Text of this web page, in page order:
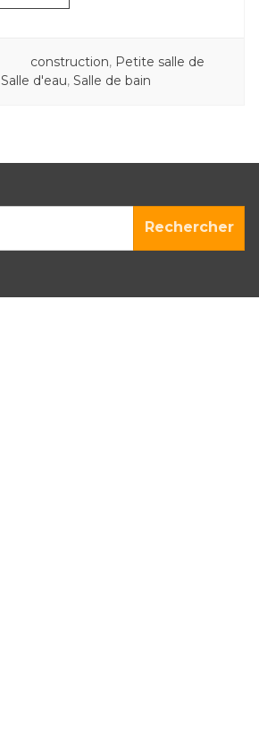
POUR
SALLE
TAGGED
construction, Petite salle de
Salle d'eau, Salle de bain